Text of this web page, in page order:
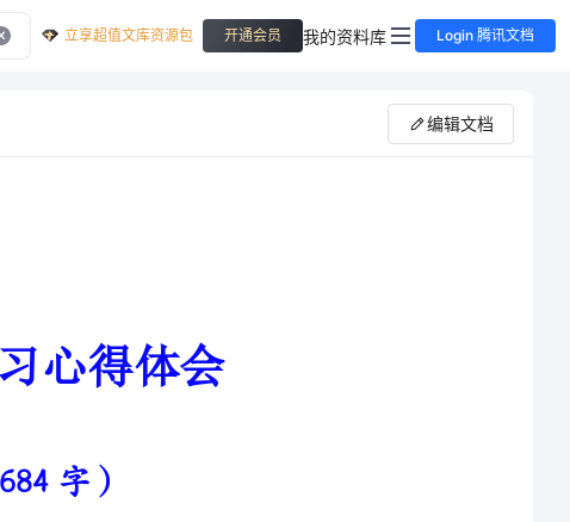
立享超值文库资源包 开通会员 我的资料库 Login 腾讯文档
编辑文档
有了新的发展，每个人都非常渴望获得真正的友谊，进而更多的情感